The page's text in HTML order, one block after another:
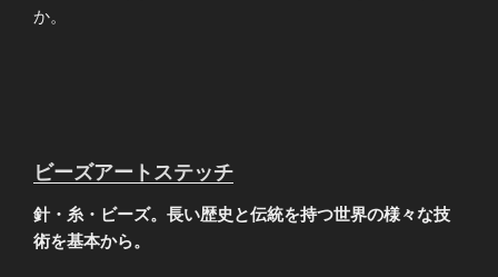
か。
ビーズアートステッチ
針・糸・ビーズ。長い歴史と伝統を持つ世界の様々な技
術を基本から。